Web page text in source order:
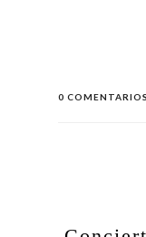
0 COMENTARIOS